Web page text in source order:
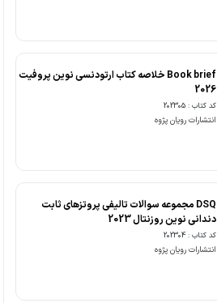
Book brief خلاصه کتاب ارتودنسی نوین پروفیت
2026
کد کتاب : 202305
انتشارات رویان پژوه
DSQ مجموعه سوالات تالیفی پروتزهای ثابت
دندانی نوین روزنتال 2023
کد کتاب : 202304
انتشارات رویان پژوه